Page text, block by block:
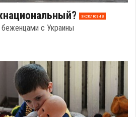
эксклюзив
с Украины